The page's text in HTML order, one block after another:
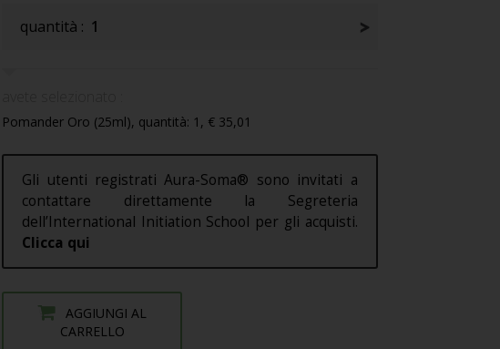
quantità : 1
Pomander Oro (25ml), quantità: 1, € 35,01
Gli utenti registrati Aura-Soma® sono invitati a
contattare direttamente la Segreteria
dell’International Initiation School per gli acquisti.
Clicca qui
AGGIUNGI AL
CARRELLO